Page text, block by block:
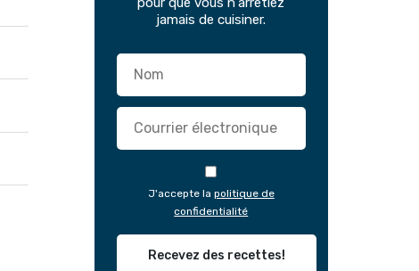
jamais de cuisiner.
J'accepte la politique de
confidentialité
Recevez des recettes!